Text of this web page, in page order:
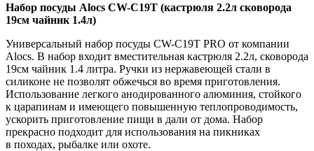
Набор посуды Alocs CW-C19T (кастрюля 2.2л сковорода
19см чайник 1.4л)
Универсальный набор посуды CW-C19T PRO от компании
Alocs. В набор входит вместительная кастрюля 2.2л, сковорода
19см чайник 1.4 литра. Ручки из нержавеющей стали в
силиконе не позволят обжечься во время приготовления.
Использование легкого анодированного алюминия, стойкого
к царапинам и имеющего повышенную теплопроводимость,
ускорить приготовление пищи в дали от дома. Набор
прекрасно подходит для использования на пикниках
в походах, рыбалке или охоте.